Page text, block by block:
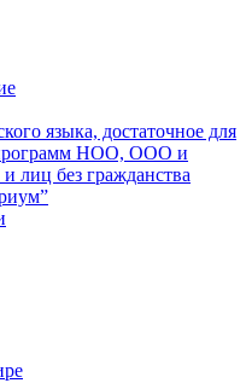
языка, достаточное для
программ НОО, ООО и
лиц без гражданства